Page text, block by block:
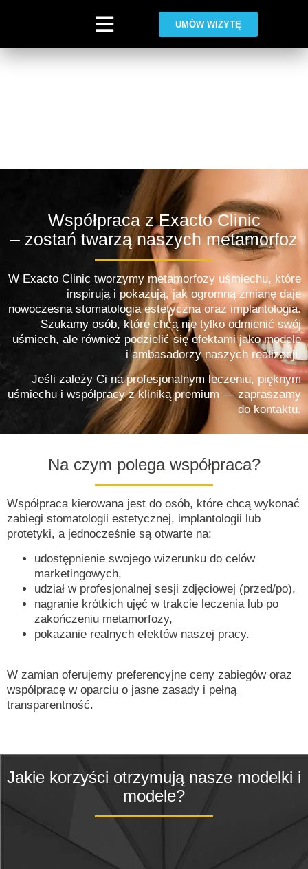
UMÓW WIZYTĘ
Współpraca
Współpraca z Exacto Clinic
– zostań twarzą naszych metamorfoz
W Exacto Clinic tworzymy metamorfozy uśmiechu, które
inspirują i pokazują, jak ogromną zmianę daje
nowoczesna stomatologia estetyczna oraz implantologia.
Szukamy osób, które chcą nie tylko odmienić swój
uśmiech, ale również podzielić się efektami jako modele
i ambasadorzy naszych realizacji.
Jeśli zależy Ci na profesjonalnym leczeniu, pięknym
uśmiechu i współpracy z kliniką premium — zapraszamy
do kontaktu.
Na czym polega współpraca?
Współpraca kierowana jest do osób, które chcą wykonać
zabiegi stomatologii estetycznej, implantologii lub
protetyki, a jednocześnie są otwarte na:
udostępnienie swojego wizerunku do celów
marketingowych,
udział w profesjonalnej sesji zdjęciowej (przed/po),
nagranie krótkich ujęć w trakcie leczenia lub po
zakończeniu metamorfozy,
pokazanie realnych efektów naszej pracy.
W zamian oferujemy preferencyjne ceny zabiegów oraz
współpracę w oparciu o jasne zasady i pełną
transparentność.
Jakie korzyści otrzymują nasze modelki i
modele?